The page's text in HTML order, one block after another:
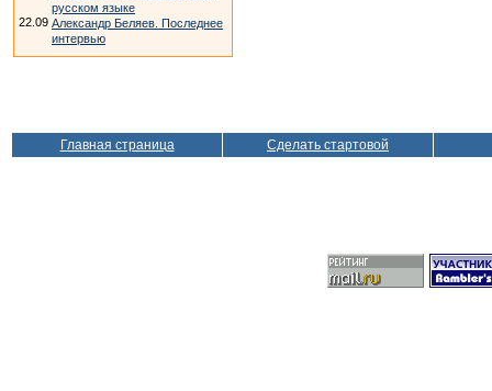
русском языке
22.09 Александр Беляев. Последнее
интервью
Главная страница Сделать стартовой